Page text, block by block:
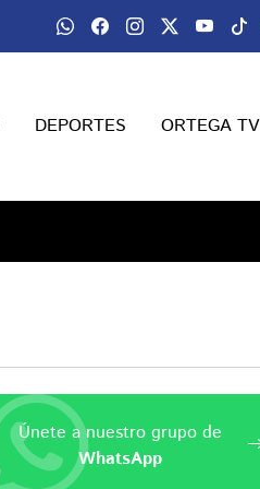
DEPORTES ORTEGA TV
Únete a nuestro grupo de
WhatsApp